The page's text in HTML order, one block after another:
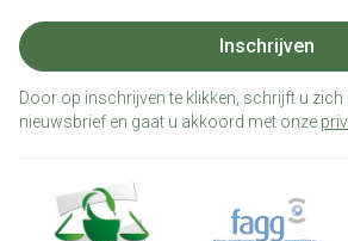
Inschrijven
Door op inschrijven te klikken, schrijft u
nieuwsbrief en gaat u akkoord met onze